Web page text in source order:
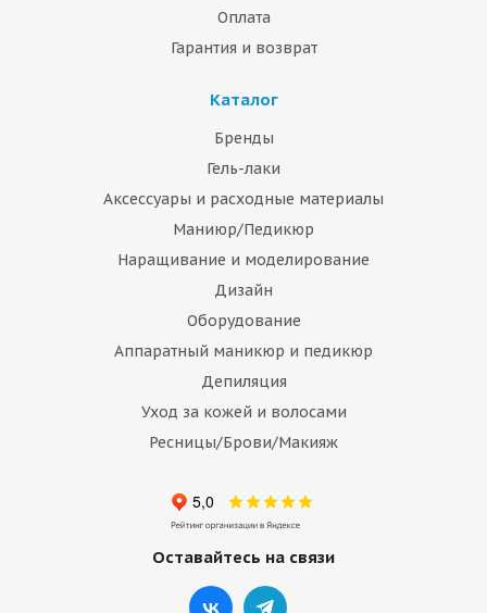
Оплата
Гарантия и возврат
Каталог
Бренды
Гель-лаки
Аксессуары и расходные материалы
Маниюр/Педикюр
Наращивание и моделирование
Дизайн
Оборудование
Аппаратный маникюр и педикюр
Депиляция
Уход за кожей и волосами
Ресницы/Брови/Макияж
Оставайтесь на связи